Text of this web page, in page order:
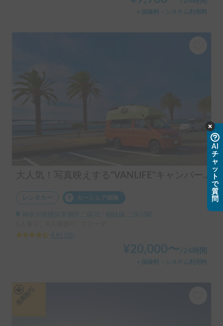
＋保険料・システム利用料
大人気！写真映えする"VANLIFE"キャンパー「モビゴン」🍊
レンタカー カーシェア保険
神奈川県横浜市旭区二俣川, ' 相鉄線 二俣川駅
4.91
35
¥20,000〜 /24時間
＋保険料・システム利用料
AI
チ
ャ
ッ
ト
で
質
問